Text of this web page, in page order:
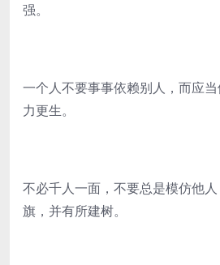
强。
一个人不要事事依赖别人，而应
力更生。
不必千人一面，不要总是模仿他
旗，并有所建树。